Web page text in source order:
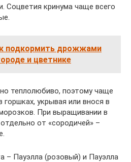
кринума чаще всего
подкормить дрожжами
и цветнике
теплолюбиво, поэтому чаще
укрывая или внося в
При выращивании в
от «сородичей» –
– Пауэлла (розовый) и Пауэлла